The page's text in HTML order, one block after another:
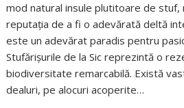
mod natural insule plutitoare de stuf,
reputația de a fi o adevărată deltă
este un adevărat paradis pentru
Stufărișurile de la Sic reprezintă o
biodiversitate remarcabilă. Există
dealuri, pe alocuri acoperite…